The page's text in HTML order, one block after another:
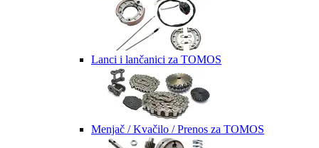
Lanci i lančanici za TOMOS
Menjač / Kvačilo / Prenos za TOMOS